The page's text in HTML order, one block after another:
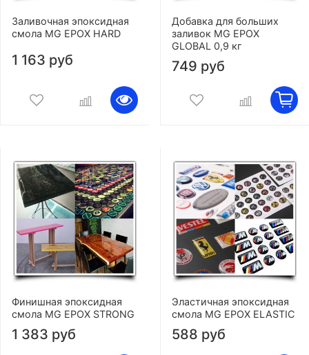
Заливочная эпоксидная
смола MG EPOX HARD
1 163 руб
Добавка для больших
заливок MG EPOX
GLOBAL 0,9 кг
749 руб
Финишная эпоксидная
смола MG EPOX STRONG
1 383 руб
Эластичная эпоксидная
смола MG EPOX ELASTIC
588 руб